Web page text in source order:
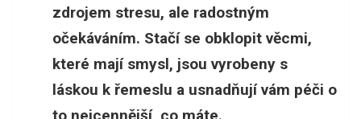
zdrojem stresu, ale radostným
očekáváním. Stačí se obklopit věcmi,
které mají smysl, jsou vyrobeny s
láskou k řemeslu a usnadňují vám péči o